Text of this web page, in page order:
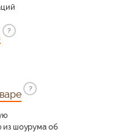
?
?
из шоурума об